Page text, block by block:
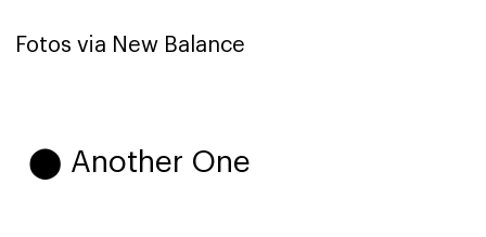
Fotos via New Balance
⬤ Another One